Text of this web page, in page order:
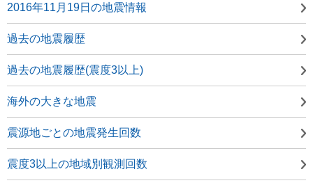
2016年11月19日の地震情報
過去の地震履歴
過去の地震履歴(震度3以上)
海外の大きな地震
震源地ごとの地震発生回数
震度3以上の地域別観測回数